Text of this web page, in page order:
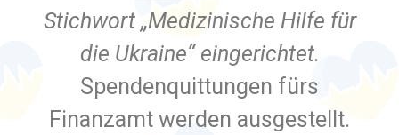
Stichwort „Medizinische Hilfe für
die Ukraine“ eingerichtet.
Spendenquittungen fürs
Finanzamt werden ausgestellt.